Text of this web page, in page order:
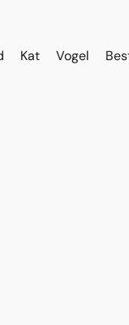
Kat Vogel